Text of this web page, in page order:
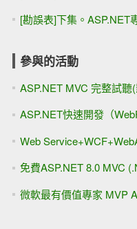
[勘誤表]下集。ASP.NET
參與的活動
ASP.NET MVC 完整試聽
ASP.NET快速開發（
Web
免費ASP.NET 8.0 MVC
微軟最有價值專家 MVP